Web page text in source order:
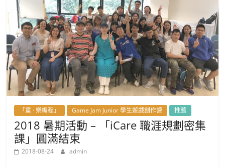
「童 · 樂編程」 Game Jam Junior 學生遊戲創作營 推薦
2018 暑期活動 – 「iCare 職涯規劃密集
課」圓滿結束
2018-08-24 admin